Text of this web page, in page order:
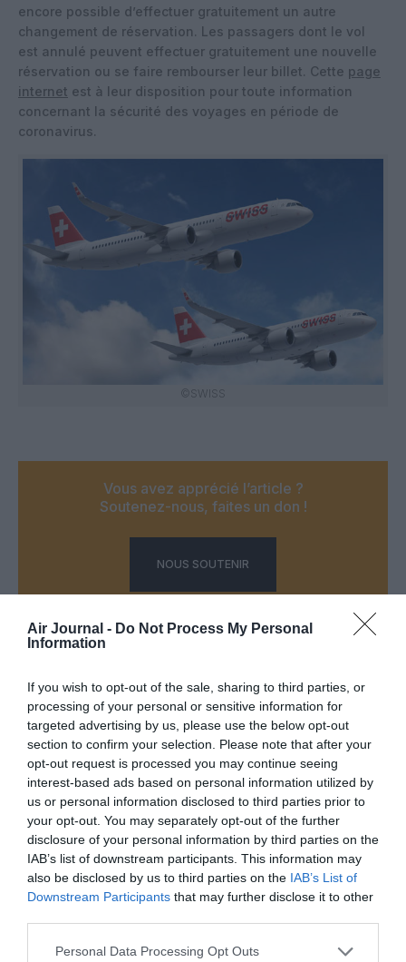
Air Journal - Do Not Process My Personal
Information
If you wish to opt-out of the sale, sharing to third parties, or
processing of your personal or sensitive information for
targeted advertising by us, please use the below opt-out
section to confirm your selection. Please note that after your
opt-out request is processed you may continue seeing
interest-based ads based on personal information utilized by
us or personal information disclosed to third parties prior to
your opt-out. You may separately opt-out of the further
disclosure of your personal information by third parties on the
IAB’s list of downstream participants. This information may
also be disclosed by us to third parties on the IAB’s List of
Downstream Participants that may further disclose it to other
Personal Data Processing Opt Outs
encore possible d’effectuer gratuitement un autre
changement de réservation. Les passagers dont le vol
est annulé peuvent effectuer gratuitement une nouvelle
réservation ou se faire rembourser leur billet. Cette page
internet est à leur disposition pour toute information
concernant la sécurité des voyages en période de
coronavirus.
©SWISS
Vous avez apprécié l’article ?
Soutenez-nous, faites un don !
NOUS SOUTENIR
FacebookTwitterPinterestLinkedInEmail Print
Aucun commentaire !
LAISSER UN COMMENTAIRE